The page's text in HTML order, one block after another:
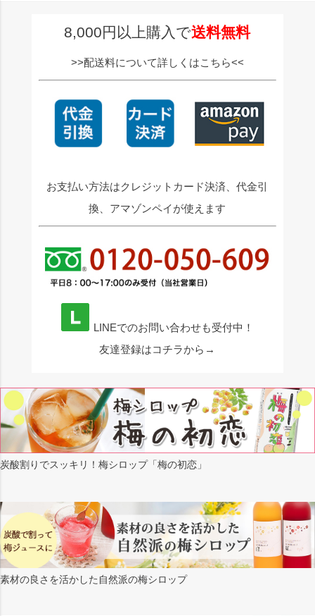
8,000円以上購入で送料無料
>>配送料について詳しくはこちら<<
お支払い方法はクレジットカード決済、代金引
換、アマゾンペイが使えます
LINEでのお問い合わせも受付中！
友達登録はコチラから→
炭酸割りでスッキリ！梅シロップ「梅の初恋」
素材の良さを活かした自然派の梅シロップ